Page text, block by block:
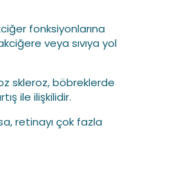
fonksiyonlarına
veya sıvıya yol
skleroz, böbreklerde
ile ilişkilidir.
retinayı çok fazla